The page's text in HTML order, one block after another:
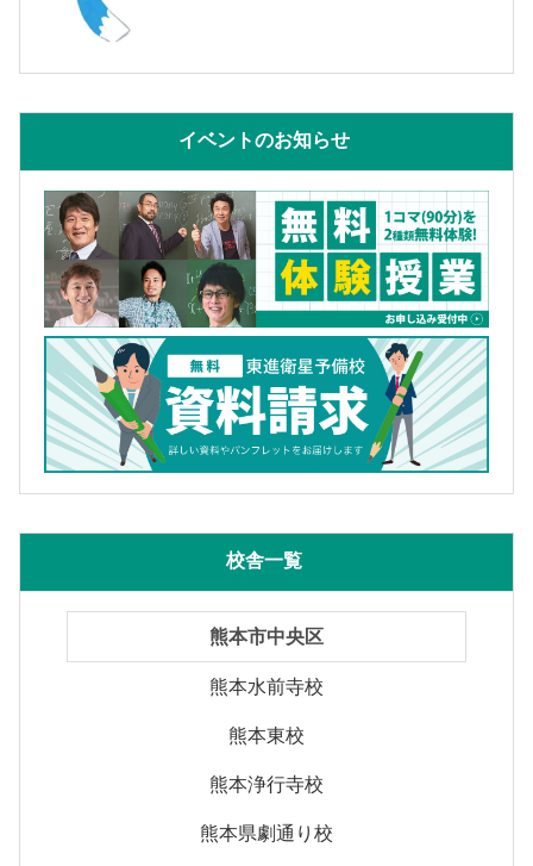
イベントのお知らせ
校舎一覧
熊本市中央区
熊本水前寺校
熊本東校
熊本浄行寺校
熊本県劇通り校